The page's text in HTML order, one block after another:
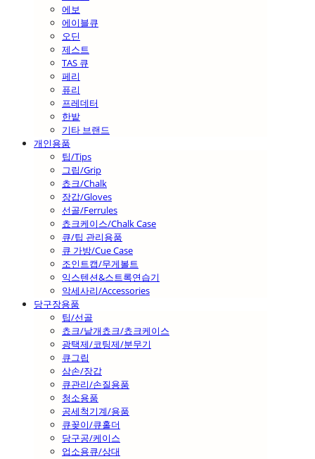
에보
에이블큐
오딘
제스트
TAS 큐
페리
퓨리
프레데터
한밭
기타 브랜드
개인용품
팁/Tips
그립/Grip
쵸크/Chalk
장갑/Gloves
선골/Ferrules
쵸크케이스/Chalk Case
큐/팁 관리용품
큐 가방/Cue Case
조인트캡/무게볼트
익스텐션&스트록연습기
악세사리/Accessories
당구장용품
팁/선골
쵸크/낱개쵸크/쵸크케이스
광택제/코팅제/분무기
큐그립
삼손/장갑
큐관리/손질용품
청소용품
공세척기계/용품
큐꽂이/큐홀더
당구공/케이스
업소용큐/상대